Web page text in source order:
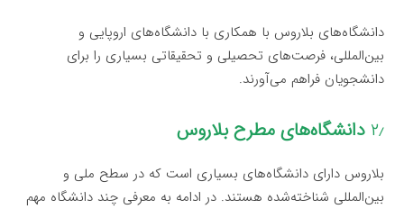
دانشگاه‌های بلاروس با همکاری با دانشگاه‌های اروپایی و
بین‌المللی، فرصت‌های تحصیلی و تحقیقاتی بسیاری را برای
دانشجویان فراهم می‌آورند.
۲٫ دانشگاه‌های مطرح بلاروس
بلاروس دارای دانشگاه‌های بسیاری است که در سطح ملی و
بین‌المللی شناخته‌شده هستند. در ادامه به معرفی چند دانشگاه مهم